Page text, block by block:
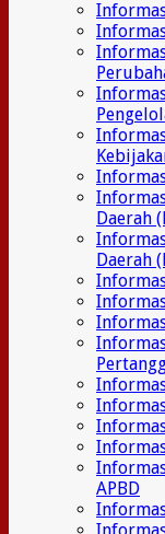
Daerah
Daerah
APBD